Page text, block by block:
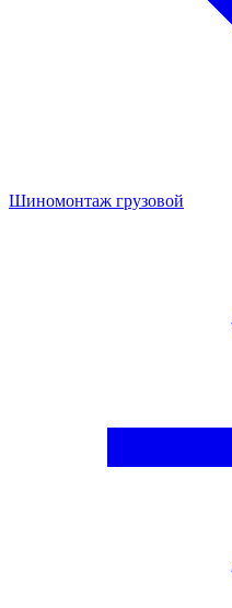
Шиномонтаж грузовой